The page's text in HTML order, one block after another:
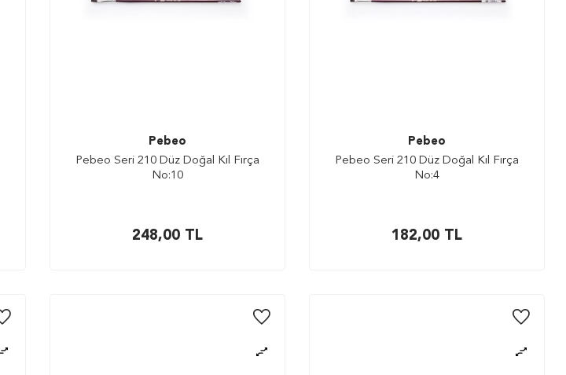
Pebeo
Pebeo Seri 210 Düz Doğal Kıl Fırça
No:10
248,00 TL
Pebeo
Pebeo Seri 210 Düz Doğal Kıl Fırça
No:4
182,00 TL